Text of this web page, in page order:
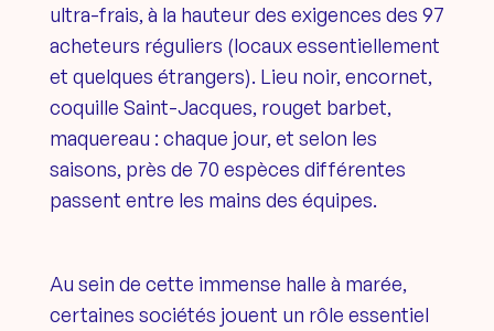
ultra-frais, à la hauteur des exigences des 97
acheteurs réguliers (locaux essentiellement
et quelques étrangers). Lieu noir, encornet,
coquille Saint-Jacques, rouget barbet,
maquereau : chaque jour, et selon les
saisons, près de 70 espèces différentes
passent entre les mains des équipes.
Au sein de cette immense halle à marée,
certaines sociétés jouent un rôle essentiel